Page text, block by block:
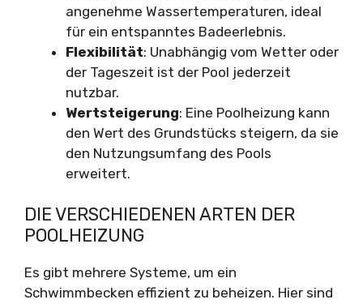
angenehme Wassertemperaturen, ideal
für ein entspanntes Badeerlebnis.
Flexibilität: Unabhängig vom Wetter oder
der Tageszeit ist der Pool jederzeit
nutzbar.
Wertsteigerung: Eine Poolheizung kann
den Wert des Grundstücks steigern, da sie
den Nutzungsumfang des Pools
erweitert.
DIE VERSCHIEDENEN ARTEN DER
POOLHEIZUNG
Es gibt mehrere Systeme, um ein
Schwimmbecken effizient zu beheizen. Hier sind